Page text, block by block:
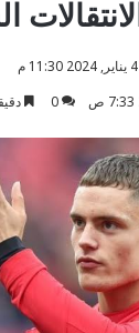
4 يناير, 2024 11:30 م
0